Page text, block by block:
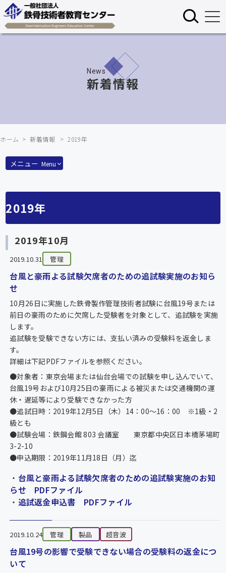
検索 ×
News
新着情報
ホーム 新着情報 2019年
2019年
2019年10月
2019.10.31 管理
台風と豪雨よる試験欠席者のための追試験実施のお知ら
せ
10月26日に実施した鉄骨製作管理技術者試験に台風19号または
前日の豪雨のために欠席した受験者を対象として、追試験を実施
します。
追試験を受験できない方には、支払い済みの受験料を返金しま
す。
詳細は下記PDFファイルを参照ください。
●対象者：東京会場または仙台会場での試験を申し込んでいて、
台風19号および10月25日の豪雨による被災または交通機関の運
休・遅延等により受験できなかった方
●追試日時：2019年12月5日（木）14：00～16：00 ※1級・2
級とも
●試験会場：鉄鋼会館 803 会議室 東京都中央区日本橋茅場町
3-2-10
●申込期限：2019年11月18日（月）迄
・ 台風と豪雨よる試験欠席者のための追試験実施のお知
らせ PDFファイル
・ 追試返金申込書 PDFファイル
2019.10.24 管理 製品 超音波
台風19号の影響で受験できない場合の受験料の返金につ
いて
メニュー Menu